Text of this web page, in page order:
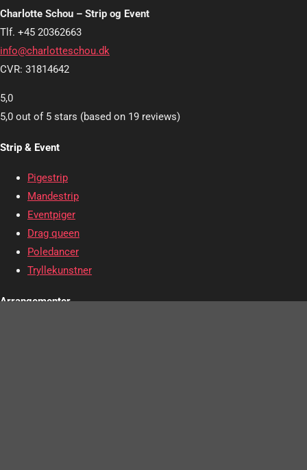
Charlotte Schou – Strip og Event
Tlf. +45 20362663
info@charlotteschou.dk
CVR: 31814642
5,0
5,0 out of 5 stars (based on 19 reviews)
Strip & Event
Pigestrip
Mandestrip
Eventpiger
Drag queen
Poledancer
Tryllekunstner
Arrangementer